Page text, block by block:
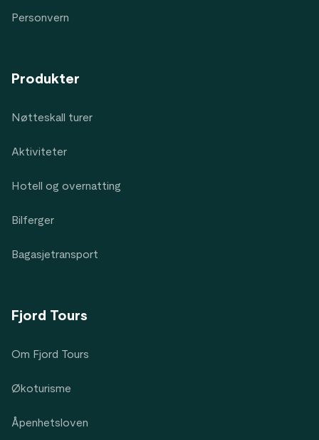
Personvern
Produkter
Nøtteskall turer
Aktiviteter
Hotell og overnatting
Bilferger
Bagasjetransport
Fjord Tours
Om Fjord Tours
Økoturisme
Åpenhetsloven